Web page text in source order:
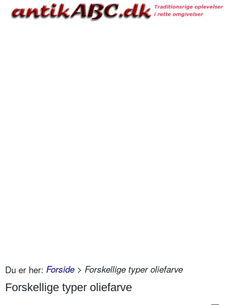
Du er her: Forside > Forskellige typer oliefarve
Forskellige typer oliefarve